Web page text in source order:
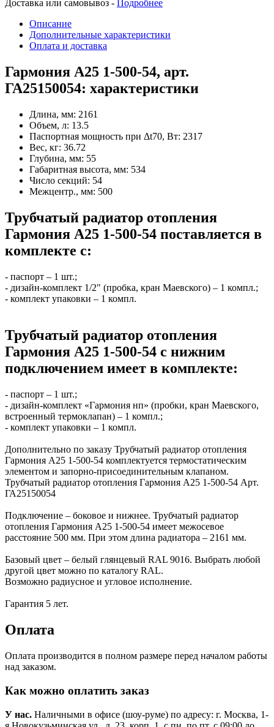
Доставка или самовывоз -
Подробнее
Описание
Дополнительные характеристики
Оплата и доставка
Гармония А25 1-500-54, арт.
ГА25150054: характеристики
Длина, мм: 2161
Объем, л: 13.5
Паспортная мощность при Δt70, Вт: 2317
Вес, кг: 36.72
Глубина, мм: 55
Габаритная высота, мм: 534
Число секций: 54
Межцентр., мм: 500
Трубчатый радиатор отопления
Гармония А25 1-500-54 поставляется в
комплекте с:
- паспорт – 1 шт.;
- дизайн-комплект 1/2" (пробка, кран Маевского) – 1 компл.;
- комплект упаковки – 1 компл.
Трубчатый радиатор отопления
Гармония А25 1-500-54 с нижним
подключением имеет в комплекте:
- паспорт – 1 шт.;
- дизайн-комплект «Гармония нп» (пробки, кран Маевского,
встроенный термоклапан) – 1 компл.;
- комплект упаковки – 1 компл.
Дополнительно по заказу Трубчатый радиатор отопления
Гармония А25 1-500-54 комплектуется термостатическим
элементом и запорно-присоединительным клапаном.
Трубчатый радиатор отопления Гармония А25 1-500-54 Арт.
ГА25150054
Подключение – боковое и нижнее. Трубчатый радиатор
отопления Гармония А25 1-500-54 имеет межосевое
расстояние 500 мм. При этом длина радиатора – 2161 мм.
Базовый цвет – белый глянцевый RAL 9016. Выбрать любой
другой цвет можно по каталогу RAL.
Возможно радиусное и угловое исполнение.
Гарантия 5 лет.
Оплата
Оплата производится в полном размере перед началом работы
над заказом.
Как можно оплатить заказ
У нас. Наличными в офисе (шоу-руме) по адресу: г. Москва, 1-